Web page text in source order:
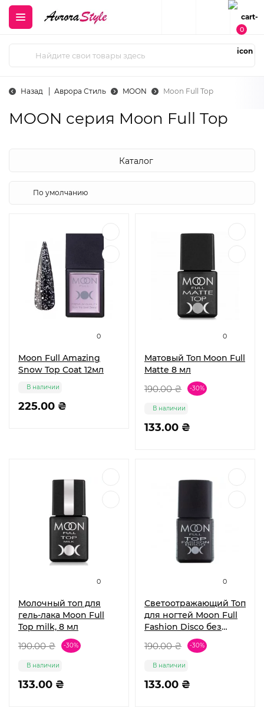
0
Назад Аврора Стиль MOON Moon Full Top
MOON cерия Moon Full Top
Каталог
0
Moon Full Amazing
Snow Top Coat 12мл
225.00 ₴
В наличии
0
Матовый Топ Moon Full
Matte 8 мл
190.00 ₴ -30%
133.00 ₴
В наличии
0
Молочный топ для
гель-лака Moon Full
Top milk, 8 мл
190.00 ₴ -30%
133.00 ₴
В наличии
0
Светоотражающий Топ
для ногтей Moon Full
Fashion Disco без
липкого слоя 8 мл
190.00 ₴ -30%
133.00 ₴
В наличии